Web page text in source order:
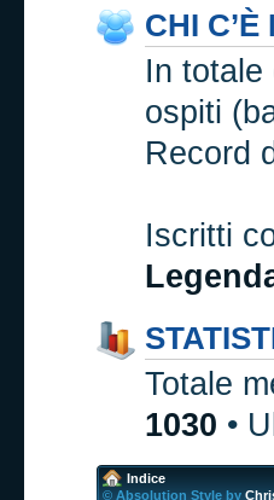
CHI
In totale
ospiti
Record
Iscritti
Totale
1030 •
Indice
© Absolution Style by